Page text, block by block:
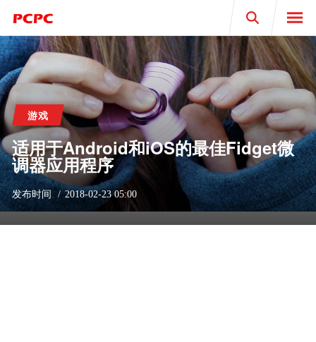
Search
游戏
适用于Android和iOS的最佳Fidget微
调器应用程序
发布时间 2018-02-23 05:00